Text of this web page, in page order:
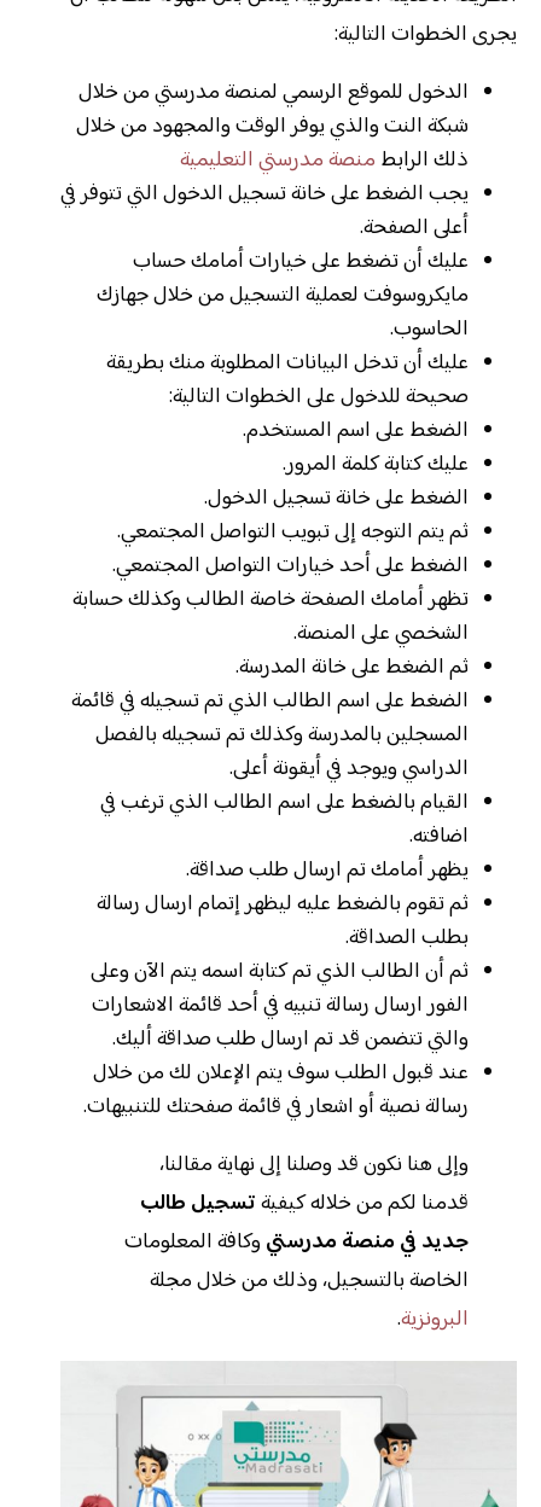
يجرى الخطوات التالية:
الدخول للموقع الرسمي لمنصة مدرستي من خلال
شبكة النت والذي يوفر الوقت والمجهود من خلال
ذلك الرابط منصة مدرستي التعليمية
يجب الضغط على خانة تسجيل الدخول التي تتوفر في
أعلى الصفحة.
عليك أن تضغط على خيارات أمامك حساب
مايكروسوفت لعملية التسجيل من خلال جهازك
الحاسوب.
عليك أن تدخل البيانات المطلوبة منك بطريقة
صحيحة للدخول على الخطوات التالية:
الضغط على اسم المستخدم.
عليك كتابة كلمة المرور.
الضغط على خانة تسجيل الدخول.
ثم يتم التوجه إلى تبويب التواصل المجتمعي.
الضغط على أحد خيارات التواصل المجتمعي.
تظهر أمامك الصفحة خاصة الطالب وكذلك حسابة
الشخصي على المنصة.
ثم الضغط على خانة المدرسة.
الضغط على اسم الطالب الذي تم تسجيله في قائمة
المسجلين بالمدرسة وكذلك تم تسجيله بالفصل
الدراسي ويوجد في أيقونة أعلى.
القيام بالضغط على اسم الطالب الذي ترغب في
اضافته.
يظهر أمامك تم ارسال طلب صداقة.
ثم تقوم بالضغط عليه ليظهر إتمام ارسال رسالة
بطلب الصداقة.
ثم أن الطالب الذي تم كتابة اسمه يتم الآن وعلى
الفور ارسال رسالة تنبيه في أحد قائمة الاشعارات
والتي تتضمن قد تم ارسال طلب صداقة أليك.
عند قبول الطلب سوف يتم الإعلان لك من خلال
رسالة نصية أو اشعار في قائمة صفحتك للتنبيهات.
وإلى هنا نكون قد وصلنا إلى نهاية مقالنا،
قدمنا لكم من خلاله كيفيةتسجيل طالب
جديد في منصة مدرستي وكافة المعلومات
الخاصة بالتسجيل، وذلك من خلال مجلة
البرونزية.